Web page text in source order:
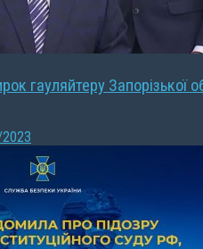
гауляйтеру Запорізької